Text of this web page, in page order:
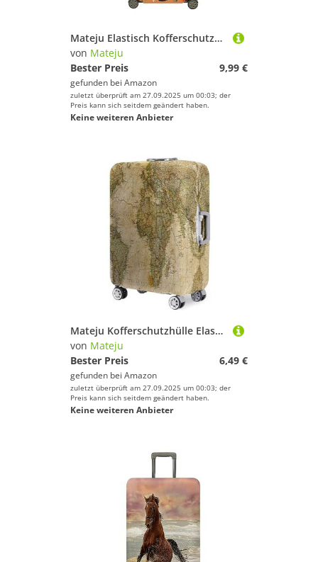
Mateju Elastisch Kofferschutzhülle, 3D-Halloween Kofferhülle Gepäck Cover, Waschbare Reisekoffer Hülle Trolley Case Kofferbezug für Koffer von 18-32 Zoll (Orange,XL)
von Mateju
Bester Preis
9,99 €
gefunden bei Amazon
zuletzt überprüft am 27.09.2025 um 00:03; der
Preis kann sich seitdem geändert haben.
Keine weiteren Anbieter
Mateju Kofferschutzhülle Elastisch Kofferhülle 19-32 Zoll, 3D-Weltdruck Gepäck Cover Reisekoffer Hülle Trolley Case Schutzhülle Luggage Cover Waschbare Staubdichte (Gelber Kontinent,M)
von Mateju
Bester Preis
6,49 €
gefunden bei Amazon
zuletzt überprüft am 27.09.2025 um 00:03; der
Preis kann sich seitdem geändert haben.
Keine weiteren Anbieter